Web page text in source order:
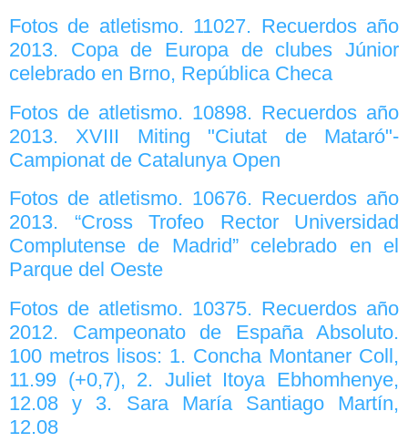
Fotos de atletismo. 11027. Recuerdos año
2013. Copa de Europa de clubes Júnior
celebrado en Brno, República Checa
Fotos de atletismo. 10898. Recuerdos año
2013. XVIII Miting "Ciutat de Mataró"-
Campionat de Catalunya Open
Fotos de atletismo. 10676. Recuerdos año
2013. “Cross Trofeo Rector Universidad
Complutense de Madrid” celebrado en el
Parque del Oeste
Fotos de atletismo. 10375. Recuerdos año
2012. Campeonato de España Absoluto.
100 metros lisos: 1. Concha Montaner Coll,
11.99 (+0,7), 2. Juliet Itoya Ebhomhenye,
12.08 y 3. Sara María Santiago Martín,
12.08